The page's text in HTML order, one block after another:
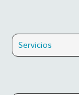
Servicios